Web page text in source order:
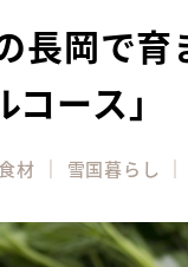
長岡で育
ース」
材 ｜ 雪国暮らし ｜